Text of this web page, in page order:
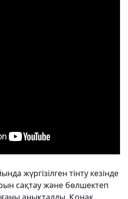
жүргізілген тінту кезінде
сақтау және бөлшектеп
анықталды. Қонақ